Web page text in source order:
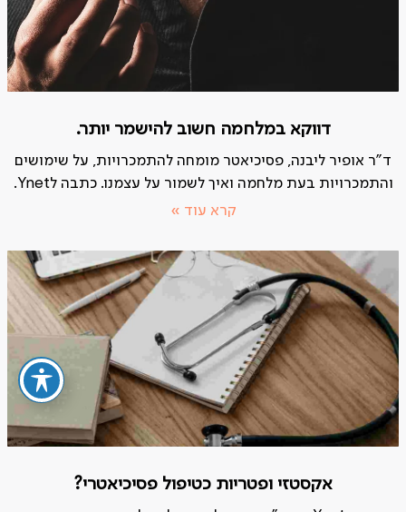
דווקא במלחמה חשוב להישמר יותר.
ד"ר אופיר ליבנה, פסיכיאטר מומחה להתמכרויות, על שימושים
והתמכרויות בעת מלחמה ואיך לשמור על עצמנו. כתבה לYnet.
קרא עוד »
אקסטזי ופטריות כטיפול פסיכיאטרי?